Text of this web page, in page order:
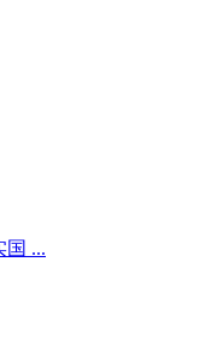
国 ...